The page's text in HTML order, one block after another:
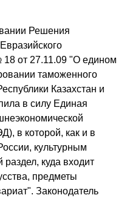
Решения
от 27.11.09 "О едином
таможенного
Казахстан и
в силу Единая
в которой, как и в
культурным
куда входит
предметы
Законодатель